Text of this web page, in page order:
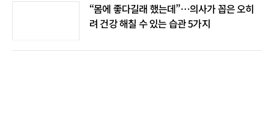
“몸에 좋다길래 했는데”…의사가 꼽은 오히
려 건강 해칠 수 있는 습관 5가지